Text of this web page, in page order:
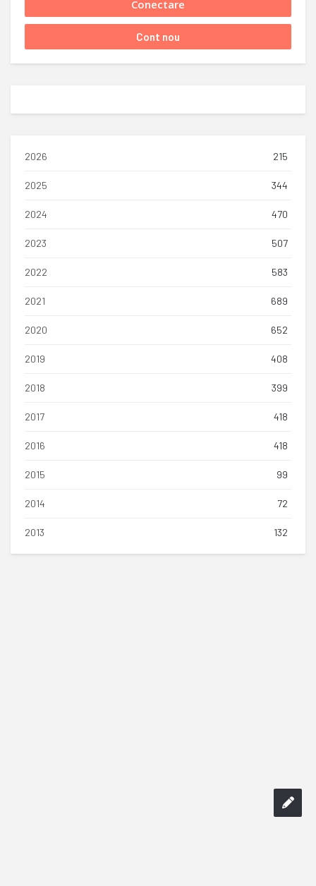
2026 215
2025 344
2024 470
2023 507
2022 583
2021 689
2020 652
2019 408
2018 399
2017 418
2016 418
2015 99
2014 72
2013 132